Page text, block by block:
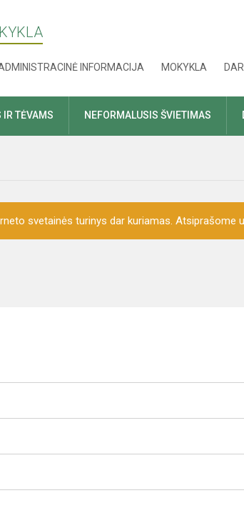
INFORMACIJA MOKYKLA
TĖVAMS NEFORMALUSIS ŠVIETIMAS
svetainės turinys dar kuriamas. Atsiprašome